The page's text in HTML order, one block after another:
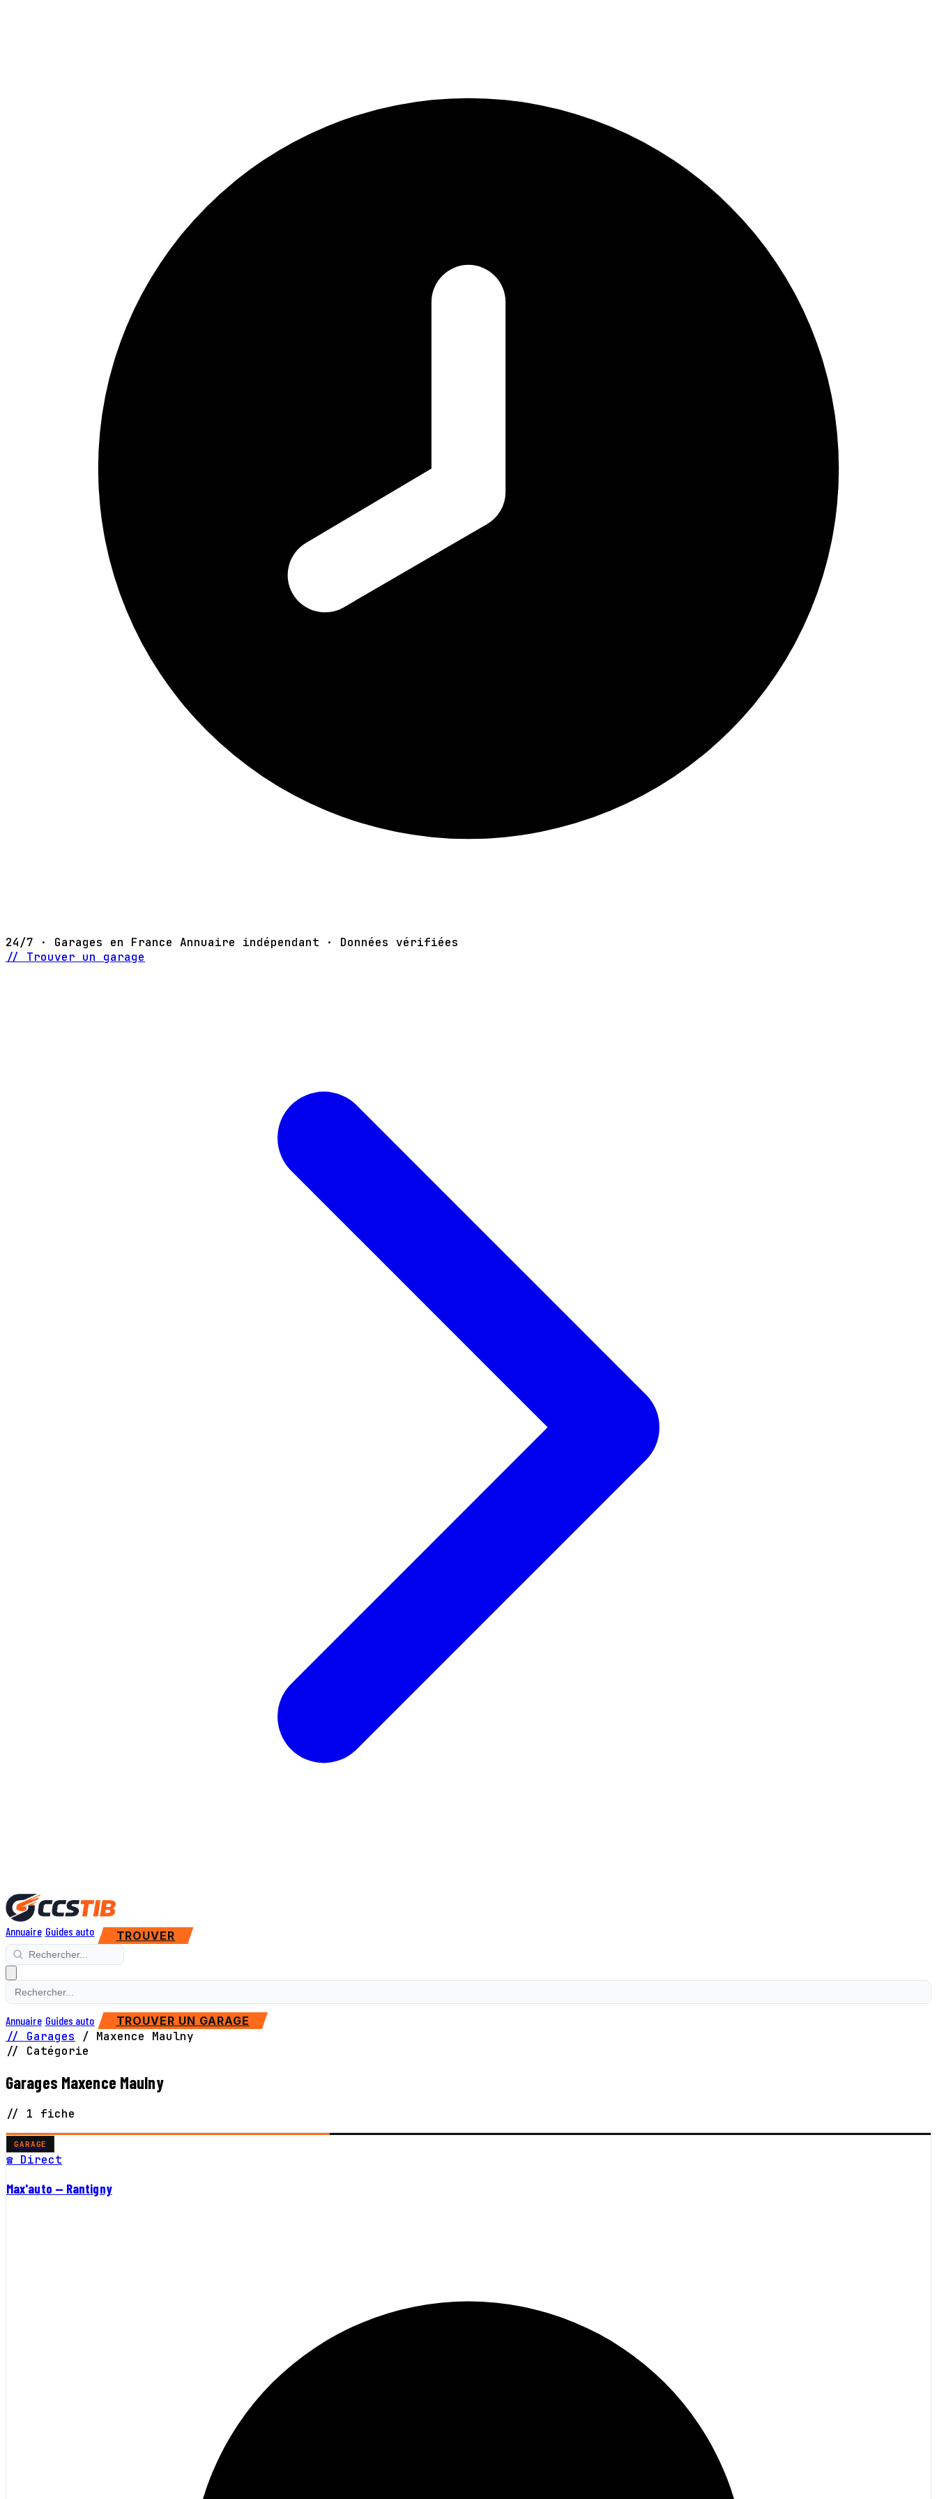
24/7 · Garages en France Annuaire indépendant · Données vérifiées
// Trouver un garage
Annuaire Guides auto TROUVER
Annuaire Guides auto TROUVER UN GARAGE
// Garages / Maxence Maulny
// Catégorie
Garages Maxence Maulny
// 1 fiche
GARAGE
☎ Direct
Max'auto — Rantigny